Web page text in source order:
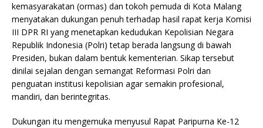
kemasyarakatan (ormas) dan tokoh pemuda di Kota Malang
menyatakan dukungan penuh terhadap hasil rapat kerja Komisi
III DPR RI yang menetapkan kedudukan Kepolisian Negara
Republik Indonesia (Polri) tetap berada langsung di bawah
Presiden, bukan dalam bentuk kementerian. Sikap tersebut
dinilai sejalan dengan semangat Reformasi Polri dan
penguatan institusi kepolisian agar semakin profesional,
mandiri, dan berintegritas.
Dukungan itu mengemuka menyusul Rapat Paripurna Ke-12